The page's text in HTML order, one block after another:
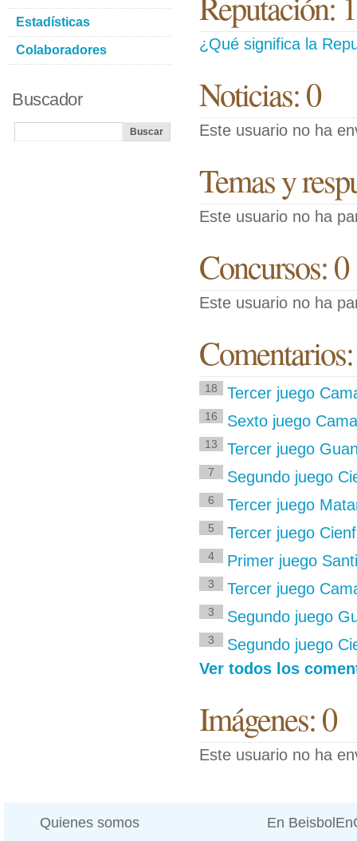
¿Qué significa la
Noticias: 0
Este usuario no ha
Temas y
Este usuario no ha
Concursos: 0
Este usuario no ha
18 Tercer juego
16 Sexto juego
13 Tercer juego
7 Segundo juego
6 Tercer juego
5 Tercer juego
4 Primer juego
3 Tercer juego
3 Segundo juego
3
Segundo juego
Ver todos los
Imágenes: 0
Este usuario no ha
Estadísticas
Colaboradores
Buscador
Quienes somos En